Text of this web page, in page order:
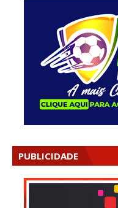
PUBLICIDADE